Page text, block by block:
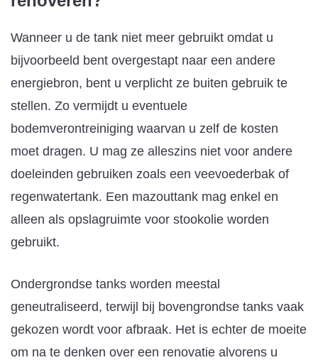
Wanneer u de tank niet meer gebruikt omdat u
bijvoorbeeld bent overgestapt naar een andere
energiebron, bent u verplicht ze buiten gebruik te
stellen. Zo vermijdt u eventuele
bodemverontreiniging waarvan u zelf de kosten
moet dragen. U mag ze alleszins niet voor andere
doeleinden gebruiken zoals een veevoederbak of
regenwatertank. Een mazouttank mag enkel en
alleen als opslagruimte voor stookolie worden
gebruikt.
Ondergrondse tanks worden meestal
geneutraliseerd, terwijl bij bovengrondse tanks vaak
gekozen wordt voor afbraak. Het is echter de moeite
om na te denken over een renovatie alvorens u